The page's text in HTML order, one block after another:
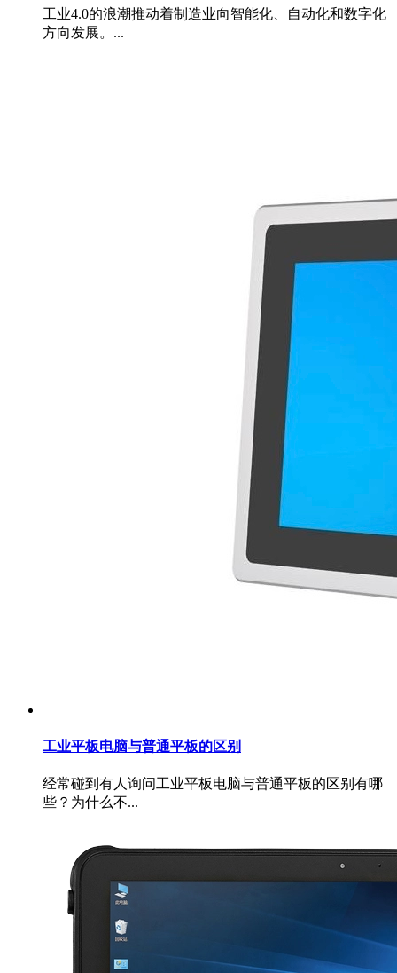
工业4.0的浪潮推动着制造业向智能化、自动化和数字化
方向发展。...
工业平板电脑与普通平板的区别
经常碰到有人询问工业平板电脑与普通平板的区别有哪
些？为什么不...